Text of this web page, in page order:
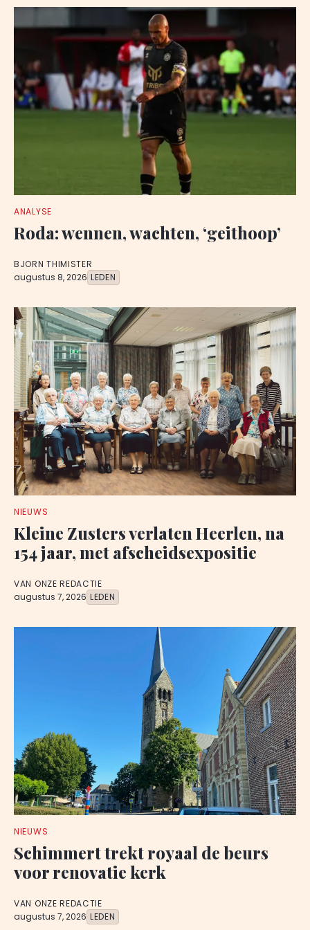
ANALYSE
Roda: wennen, wachten, ‘geithoop’
BJORN THIMISTER
augustus 8, 2026 LEDEN
NIEUWS
Kleine Zusters verlaten Heerlen, na
154 jaar, met afscheidsexpositie
VAN ONZE REDACTIE
augustus 7, 2026 LEDEN
NIEUWS
Schimmert trekt royaal de beurs
voor renovatie kerk
VAN ONZE REDACTIE
augustus 7, 2026 LEDEN